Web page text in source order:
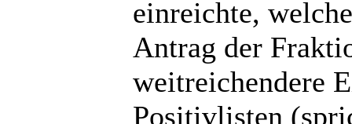
einreichte,
Antrag der
weitreichendere
Positivlisten